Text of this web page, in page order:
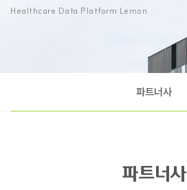
Healthcare Data Platform Lemon
파트너사
파트너사